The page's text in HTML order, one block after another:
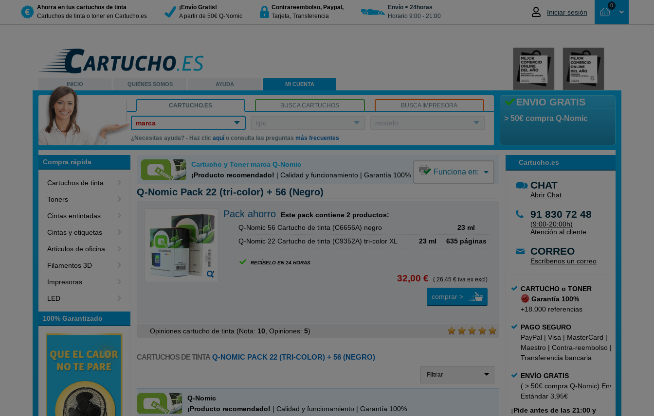
Ahorra en tus cartuchos de tinta
Cartuchos de tinta o toner en Cartucho.es
¡Envío Gratis!
A partir de 50€ Q-Nomic
Contrareembolso, Paypal,
Tarjeta, Transferencia
Envío < 24horas
Horario 9:00 - 21:00
Iniciar sesión
0
NO HAS SELECCIONADO NINGÚN
INICIO QUIÉNES SOMOS AYUDA MI CUENTA
ENVIO GRATIS
> 50€ compra Q-Nomic
CARTUCHO.ES BUSCA CARTUCHOS BUSCA IMPRESORA
marca tipo modelo
¿Necesitas ayuda? - Haz clicaquí o consulta las preguntas más frecuentes
Compra rápida
Cartuchos de tinta
Toners
Cintas entintadas
Cintas y etiquetas
Articulos de oficina
Filamentos 3D
Impresoras
LED
100% Garantizado
Cartucho.es
CHAT
Abrir Chat
91 830 72 48
(9:00-20:00h)
Atención al cliente
CORREO
Escríbenos un correo
CARTUCHO o TONER
Garantía 100%
+18.000 referencias
PAGO SEGURO
PayPal | Visa | MasterCard |
Maestro | Contra-reembolso |
Transferencia bancaria
ENVÍO GRATIS
( > 50€ compra Q-Nomic) Envío
Estándar 3,95€
¡Pide antes de las 21:00 y
Cartucho y Toner marca Q-Nomic
¡Producto recomendado! | Calidad y funcionamiento | Garantía 100% Funciona en:
Q-Nomic Pack 22 (tri-color) + 56 (Negro)
Pack ahorro
Este pack contiene 2 productos:
Q-Nomic 56 Cartucho de tinta (C6656A) negro
23 ml
Q-Nomic 22 Cartucho de tinta (C9352A) tri-color XL
23 ml 635 páginas
RECÍBELO EN 24 HORAS
32,00 € ( 26,45 € iva ex excl)
comprar >
Opiniones cartucho de tinta (Nota: 10 , Opiniones: 5)
CARTUCHOS DE TINTA Q-NOMIC PACK 22 (TRI-COLOR) + 56 (NEGRO)
Filtrar
Q-Nomic
¡Producto recomendado! | Calidad y funcionamiento | Garantía 100%